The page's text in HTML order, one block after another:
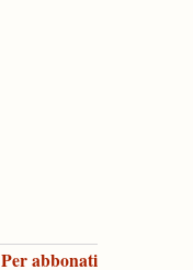
Per abbonati